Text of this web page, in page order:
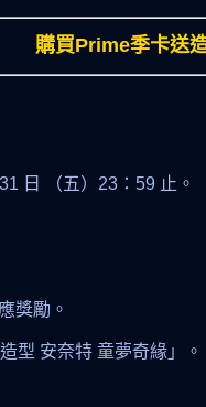
購買Prime季卡送
日 （五）23：59 止。
獎勵。
型 安奈特 童夢奇緣」。